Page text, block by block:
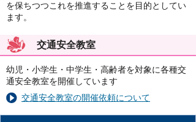
を保ちつつこれを推進することを目的としてい
ます。
交通安全教室
幼児・小学生・中学生・高齢者を対象に各種交
通安全教室を開催しています
交通安全教室の開催依頼について